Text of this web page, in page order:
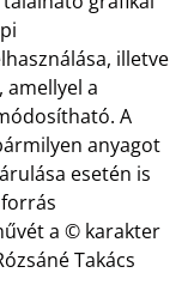
illetve
amellyel a
A
anyagot
esetén is
a © karakter
Takács